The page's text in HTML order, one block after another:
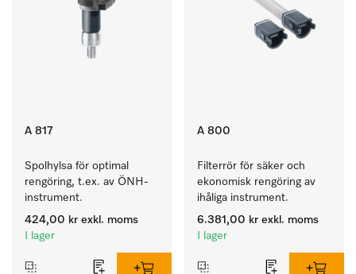
A 817
Spolhylsa för optimal
rengöring, t.ex. av ÖNH-
instrument.
424,00 kr exkl. moms
I lager
A 800
Filterrör för säker och
ekonomisk rengöring av
ihåliga instrument.
6.381,00 kr exkl. moms
I lager